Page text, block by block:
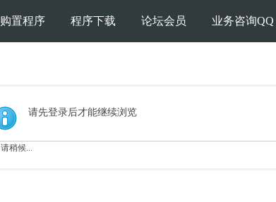
购置程序 程序下载 论坛会员 业务咨询QQ
请先登录后才能继续浏览
请稍候...